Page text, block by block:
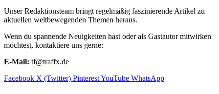
Unser Redaktionsteam bringt regelmäßig faszinierende Artikel zu
aktuellen weltbewegenden Themen heraus.
Wenn du spannende Neuigkeiten hast oder als Gastautor mitwirken
möchtest, kontaktiere uns gerne:
E-Mail: tf@traffx.de
Facebook X (Twitter) PinterestYouTube WhatsApp